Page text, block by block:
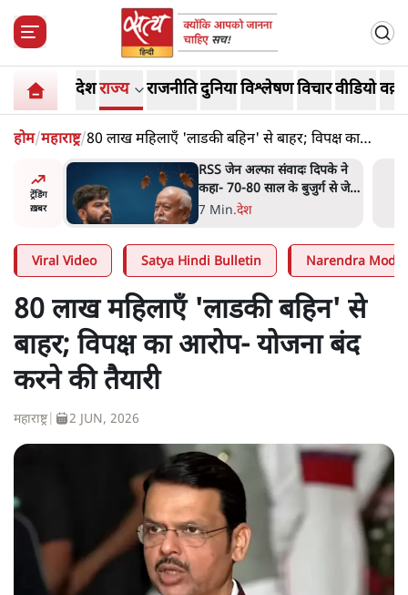
देशराज्य राजनीतिदुनियाविश्लेषणविचारवीडियो
होम/महाराष्ट्र/80 लाख महिलाएँ 'लाडकी बहिन' से बाहर; विपक्ष का
आरोप- योजना बंद करने की तैयारी
ट्रेंडिंग
ख़बर
ने
से जेन
'गूंगी गुड़िया' वाले तंज पर एनसीपी
ने कांग्रेस से पूछा- क्या आप इंदिरा
गांधी का अपमान सही मानते हैं?
5 Min.महाराष्ट्र
Viral Video Satya Hindi Bulletin Narendra Modi
80 लाख महिलाएँ 'लाडकी बहिन' से
बाहर; विपक्ष का आरोप- योजना बंद
करने की तैयारी
महाराष्ट्र| 2 JUN, 2026